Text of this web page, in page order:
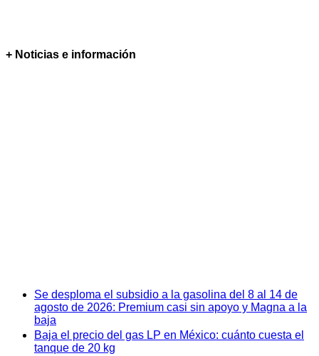
+ Noticias e información
Se desploma el subsidio a la gasolina del 8 al 14 de
agosto de 2026: Premium casi sin apoyo y Magna a la
baja
Baja el precio del gas LP en México: cuánto cuesta el
tanque de 20 kg